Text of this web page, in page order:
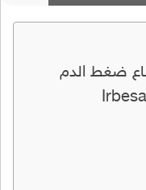
ضغط الدم